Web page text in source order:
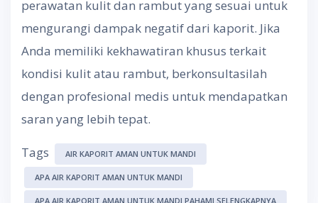
perawatan kulit dan rambut yang sesuai untuk
mengurangi dampak negatif dari kaporit. Jika
Anda memiliki kekhawatiran khusus terkait
kondisi kulit atau rambut, berkonsultasilah
dengan profesional medis untuk mendapatkan
saran yang lebih tepat.
Tags AIR KAPORIT AMAN UNTUK MANDI
APA AIR KAPORIT AMAN UNTUK MANDI
APA AIR KAPORIT AMAN UNTUK MANDI PAHAMI SELENGKAPNYA